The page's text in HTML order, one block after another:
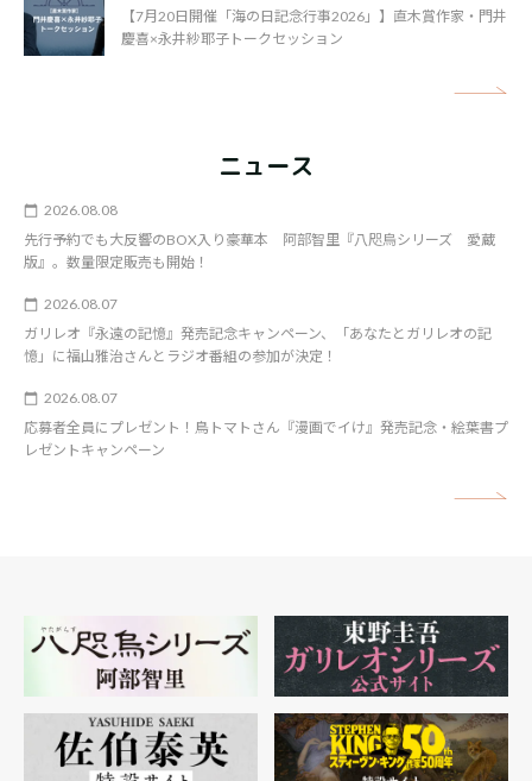
【7月20日開催「海の日記念行事2026」】直木賞作家・門井
慶喜×永井紗耶子トークセッション
ニュース
2026.08.08
先行予約でも大反響のBOX入り豪華本 阿部智里『八咫烏シリーズ 愛蔵
版』。数量限定販売も開始！
2026.08.07
ガリレオ『永遠の記憶』発売記念キャンペーン、「あなたとガリレオの記
憶」に福山雅治さんとラジオ番組の参加が決定！
2026.08.07
応募者全員にプレゼント！鳥トマトさん『漫画でイけ』発売記念・絵葉書プ
レゼントキャンペーン